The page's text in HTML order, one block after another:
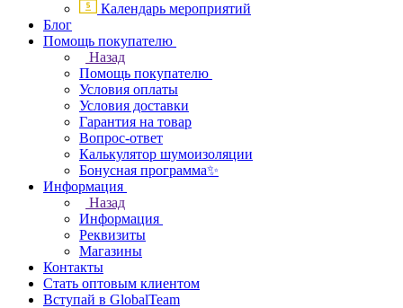
Календарь мероприятий
Блог
Помощь покупателю
Назад
Помощь покупателю
Условия оплаты
Условия доставки
Гарантия на товар
Вопрос-ответ
Калькулятор шумоизоляции
Бонусная программа✨
Информация
Назад
Информация
Реквизиты
Магазины
Контакты
Стать оптовым клиентом
Вступай в GlobalTeam